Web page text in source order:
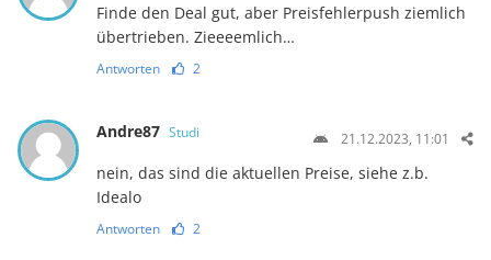
Finde den Deal gut, aber Preisfehlerpush ziemlich
übertrieben. Zieeeemlich…
Antworten 2
Andre87 Studi 21.12.2023, 11:01
nein, das sind die aktuellen Preise, siehe z.b.
Idealo
Antworten 2